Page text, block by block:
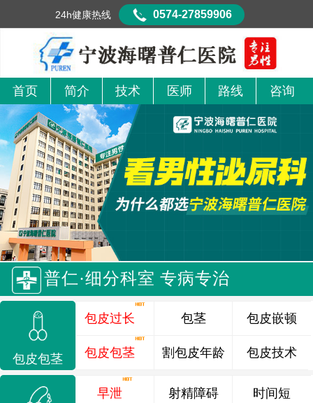
首页 简介 技术 医师 路线 咨询
普仁·细分科室 专病专治
包皮包茎
包皮过长
包皮包茎
包茎
割包皮年龄
包皮嵌顿
包皮技术
早泄 射精障碍 时间短
24h健康热线 0574-27859906